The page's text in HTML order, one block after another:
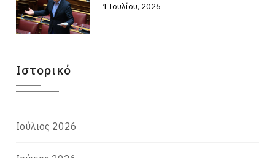
1 Ιουλίου, 2026
Ιστορικό
Ιούλιος 2026